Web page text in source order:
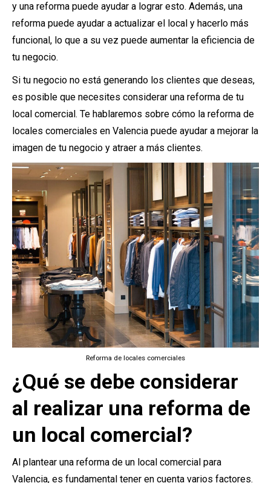
y una reforma puede ayudar a lograr esto. Además, una
reforma puede ayudar a actualizar el local y hacerlo más
funcional, lo que a su vez puede aumentar la eficiencia de
tu negocio.
Si tu negocio no está generando los clientes que deseas,
es posible que necesites considerar una reforma de tu
local comercial. Te hablaremos sobre cómo la reforma de
locales comerciales en Valencia puede ayudar a mejorar la
imagen de tu negocio y atraer a más clientes.
Reforma de locales comerciales
¿Qué se debe considerar
al realizar una reforma de
un local comercial?
Al plantear una reforma de un local comercial para
Valencia, es fundamental tener en cuenta varios factores.